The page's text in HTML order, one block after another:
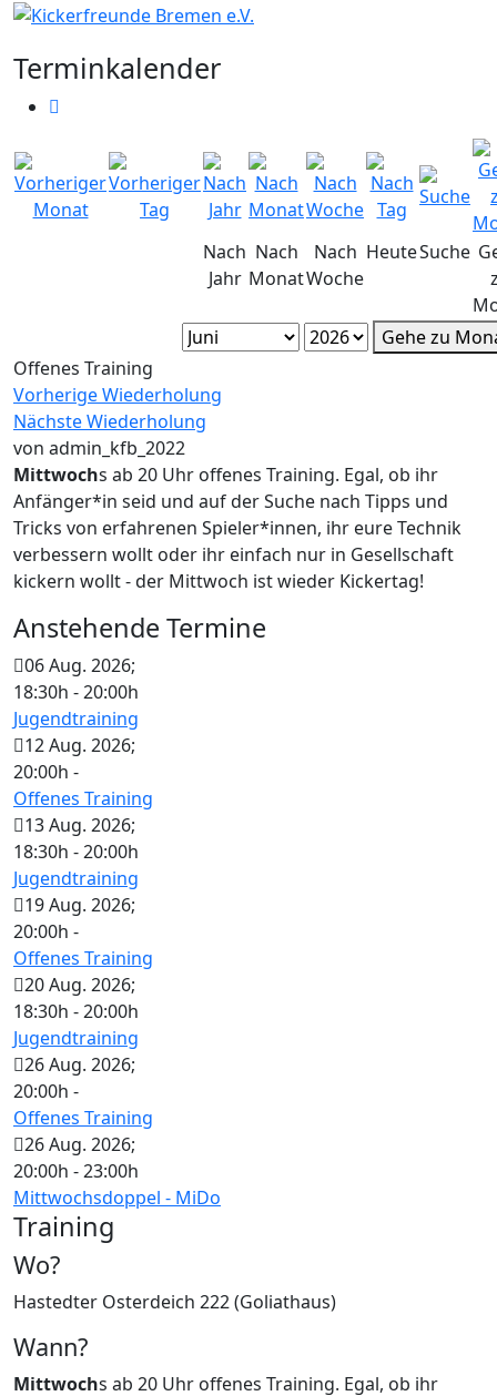
Terminkalender
Nach
Jahr
Nach
Monat
Nach
Woche
HeuteSuche
Gehe zu
Offenes Training
Vorherige Wiederholung
Nächste Wiederholung
von admin_kfb_2022
Mittwochs ab 20 Uhr offenes Training. Egal, ob ihr
Anfänger*in seid und auf der Suche nach Tipps und
Tricks von erfahrenen Spieler*innen, ihr eure Technik
verbessern wollt oder ihr einfach nur in Gesellschaft
kickern wollt - der Mittwoch ist wieder Kickertag!
Anstehende Termine
06 Aug. 2026;
18:30h -20:00h
Jugendtraining
12 Aug. 2026;
20:00h -
Offenes Training
13 Aug. 2026;
18:30h -20:00h
Jugendtraining
19 Aug. 2026;
20:00h -
Offenes Training
20 Aug. 2026;
18:30h -20:00h
Jugendtraining
26 Aug. 2026;
20:00h -
Offenes Training
26 Aug. 2026;
20:00h -23:00h
Mittwochsdoppel - MiDo
Training
Wo?
Hastedter Osterdeich 222 (Goliathaus)
Wann?
Mittwochs ab 20 Uhr offenes Training. Egal, ob ihr